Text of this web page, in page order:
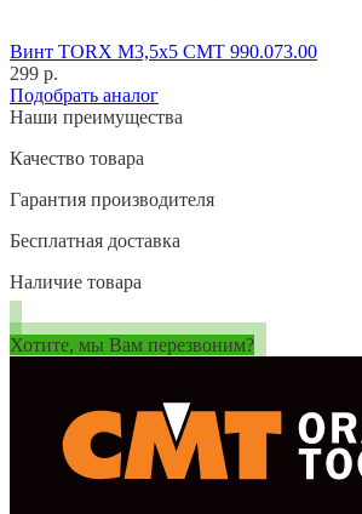
Винт TORX M3,5x5 CMT 990.073.00
299 р.
Подобрать аналог
Наши преимущества
Качество товара
Гарантия производителя
Бесплатная доставка
Наличие товара
Хотите, мы Вам перезвоним?